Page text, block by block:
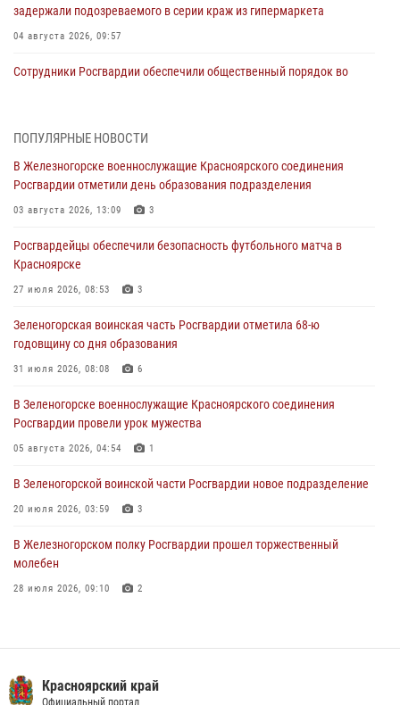
задержали подозреваемого в серии краж из гипермаркета
04 августа 2026, 09:57
Сотрудники Росгвардии обеспечили общественный порядок во
в серии краж из супермаркета
04 августа 2026, 06:50
познакомили отдыхающих детей с тонкостями РХБ защиты
03 августа 2026, 13:12
Росгвардии отметили день образования подразделения
03 августа 2026, 13:09
годовщину со дня образования
31 июля 2026, 08:08
ПОПУЛЯРНЫЕ НОВОСТИ
В Железногорске военнослужащие Красноярского соединения
Росгвардии отметили день образования подразделения
03 августа 2026, 13:09 3
Росгвардейцы обеспечили безопасность футбольного матча в
Красноярске
27 июля 2026, 08:53 3
Зеленогорская воинская часть Росгвардии отметила 68-ю
годовщину со дня образования
31 июля 2026, 08:08 6
В Зеленогорске военнослужащие Красноярского соединения
Росгвардии провели урок мужества
05 августа 2026, 04:54 1
В Зеленогорской воинской части Росгвардии новое подразделение
20 июля 2026, 03:59 3
В Железногорском полку Росгвардии прошел торжественный
молебен
28 июля 2026, 09:10 2
Красноярский край
Официальный портал